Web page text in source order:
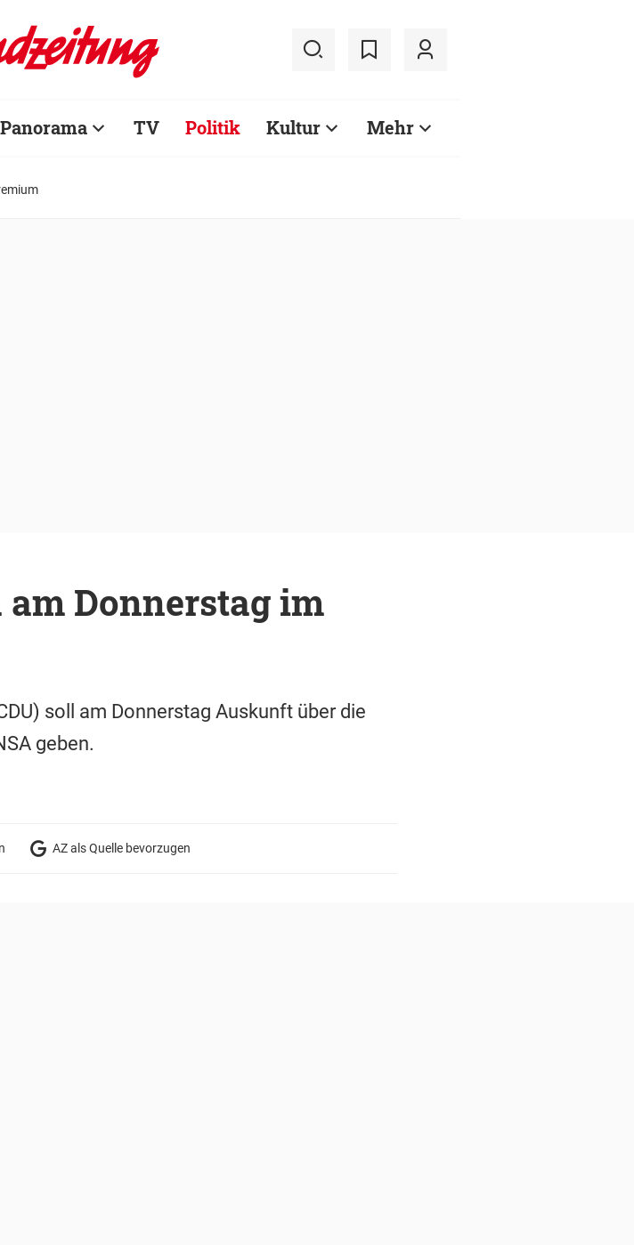
Panorama TV Politik Kultur Mehr
Donnerstag im
soll am Donnerstag Auskunft über die
geben.
AZ als Quelle bevorzugen